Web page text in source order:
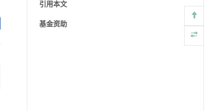
引用本文
基金资助